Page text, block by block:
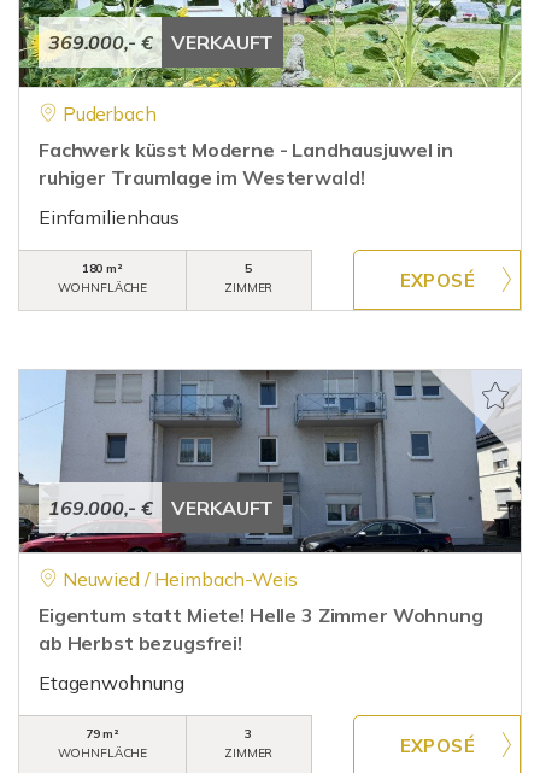
369.000,- € VERKAUFT
Puderbach
Fachwerk küsst Moderne - Landhausjuwel in
ruhiger Traumlage im Westerwald!
Einfamilienhaus
180 m²
WOHNFLÄCHE
5
ZIMMER
169.000,- € VERKAUFT
Neuwied / Heimbach-Weis
Eigentum statt Miete! Helle 3 Zimmer Wohnung
ab Herbst bezugsfrei!
Etagenwohnung
79 m²
WOHNFLÄCHE
3
ZIMMER